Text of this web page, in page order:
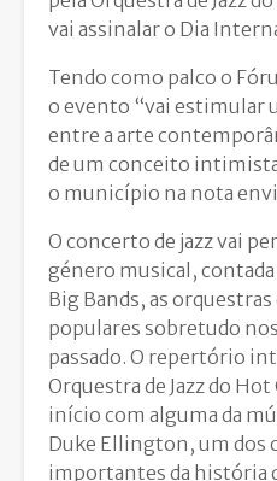
vai assinalar o Dia
Tendo como palco o
o evento “vai estimular
entre a arte
de um conceito
o município na nota
O concerto de jazz vai
género musical,
Big Bands, as orquestras
populares sobretudo
passado. O repertório
Orquestra de Jazz do
início com alguma da
Duke Ellington, um dos
importantes da história